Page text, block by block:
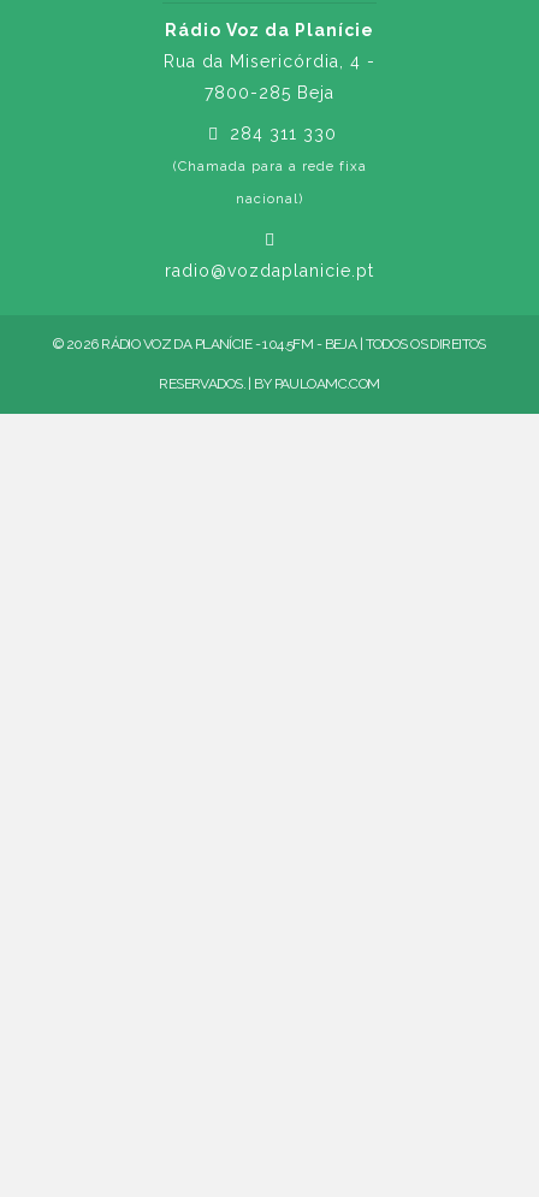
Rádio Voz da Planície
Rua da Misericórdia, 4 -
7800-285 Beja
284 311 330
(Chamada para a rede fixa
nacional)
radio@vozdaplanicie.pt
© 2026 RÁDIO VOZ DA PLANÍCIE - 104.5FM - BEJA | TODOS OS DIREITOS
RESERVADOS. | BY PAULOAMC.COM